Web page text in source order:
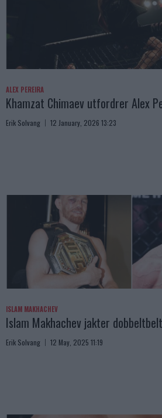
ALEX PEREIRA
Khamzat Chimaev utfordrer Alex
Erik Solvang 12 January, 2026 13:23
ISLAM MAKHACHEV
Islam Makhachev jakter
Erik Solvang 12 May, 2025 11:19